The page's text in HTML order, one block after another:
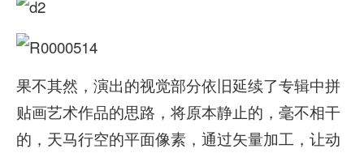
果不其然，演出的视觉部分依旧延续了专辑中拼
贴画艺术作品的思路，将原本静止的，毫不相干
的，天马行空的平面像素，通过矢量加工，让动